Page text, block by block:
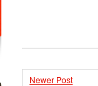
Newer Post